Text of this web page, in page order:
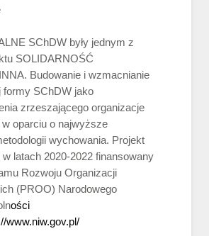
SChDW były jednym z
SOLIDARNOŚĆ
Budowanie i wzmacnianie
formy SChDW jako
zrzeszającego organizacje
w oparciu o najwyższe
wychowania. Projekt
latach 2020-2022 finansowany
Rozwoju Organizacji
(PROO) Narodowego
ości
www.niw.gov.pl/